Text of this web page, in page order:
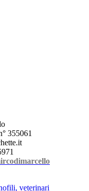
355061
veterinari